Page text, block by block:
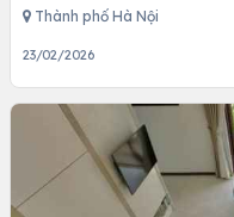
Thành phố Hà Nội
23/02/2026